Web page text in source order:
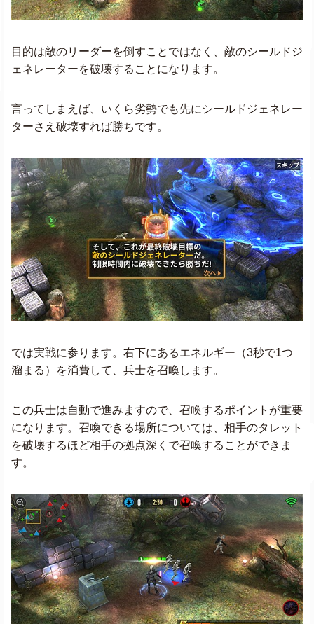
目的は敵のリーダーを倒すことではなく、敵のシールドジ
ェネレーターを破壊することになります。
言ってしまえば、いくら劣勢でも先にシールドジェネレー
ターさえ破壊すれば勝ちです。
では実戦に参ります。右下にあるエネルギー（3秒で1つ
溜まる）を消費して、兵士を召喚します。
この兵士は自動で進みますので、召喚するポイントが重要
になります。召喚できる場所については、相手のタレット
を破壊するほど相手の拠点深くで召喚することができま
す。